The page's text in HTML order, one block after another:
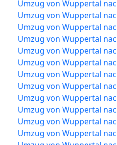
Umzug von Wuppertal
Umzug von Wuppertal
Umzug von Wuppertal
Umzug von Wuppertal
Umzug von Wuppertal
Umzug von Wuppertal
Umzug von Wuppertal
Umzug von Wuppertal
Umzug von Wuppertal
Umzug von Wuppertal
Umzug von Wuppertal
Umzug von Wuppertal